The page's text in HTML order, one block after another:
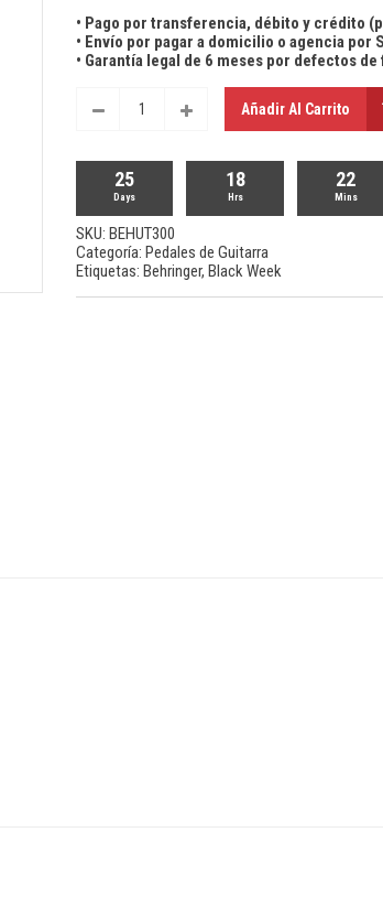
• Pago por transferencia, débito y crédito
• Envío por pagar a domicilio o agencia por
• Garantía legal de 6 meses por defectos
Añadir Al Carrito
25
Days
18
Hrs
22
Mins
SKU: BEHUT300
Categoría: Pedales de Guitarra
Etiquetas: Behringer, Black Week